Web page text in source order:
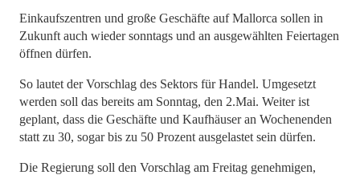
Einkaufszentren und große Geschäfte auf Mallorca sollen in
Zukunft auch wieder sonntags und an ausgewählten Feiertagen
öffnen dürfen.
So lautet der Vorschlag des Sektors für Handel. Umgesetzt
werden soll das bereits am Sonntag, den 2.Mai. Weiter ist
geplant, dass die Geschäfte und Kaufhäuser an Wochenenden
statt zu 30, sogar bis zu 50 Prozent ausgelastet sein dürfen.
Die Regierung soll den Vorschlag am Freitag genehmigen,